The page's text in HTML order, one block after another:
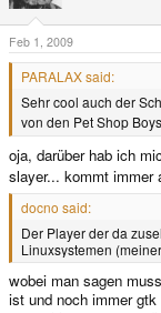
Feb 1, 2009
PARALAX said:
Sehr cool auch der
von den Pet Shop
oja, darüber hab ich
slayer... kommt immer
docno said:
Der Player der da
Linuxsystemen
wobei man sagen
ist und noch immer